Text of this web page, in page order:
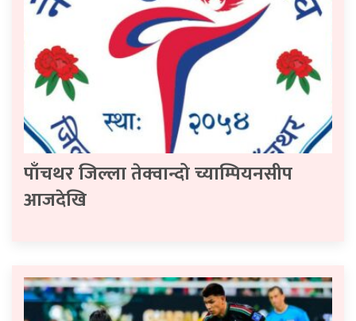
पाँचथर जिल्ला तेक्वान्दो च्याम्पियनसीप
आजदेखि